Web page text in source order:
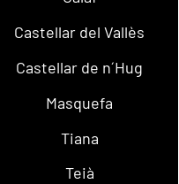
Castellar del Vallès
Castellar de n´Hug
Masquefa
Tiana
Teià